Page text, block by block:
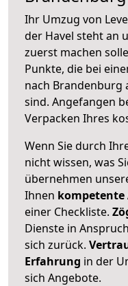
Ihr Umzug von
der Havel steht an
zuerst machen
Punkte, die bei
nach Brandenburg
sind. Angefangen
Verpacken Ihres
Wenn Sie durch
nicht wissen, was
übernehmen
Ihnen kompetente
einer Checkliste.
Dienste in
sich zurück.
Erfahrung in der
sich Angebote.